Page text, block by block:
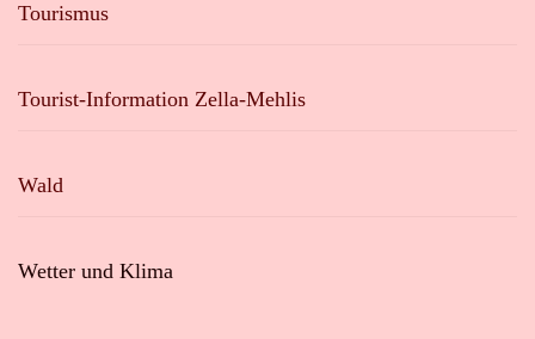
Tourismus
Tourist-Information Zella-Mehlis
Wald
Wetter und Klima